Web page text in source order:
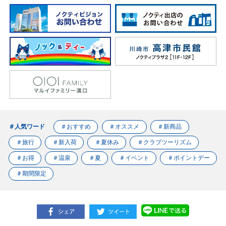
＃人気ワード ＃おすすめ ＃オススメ ＃新商品
＃旅行 ＃新入荷 ＃夏休み ＃クラブツーリズム
＃お得 ＃温泉 ＃夏 ＃イベント ＃ポイントデー
＃期間限定